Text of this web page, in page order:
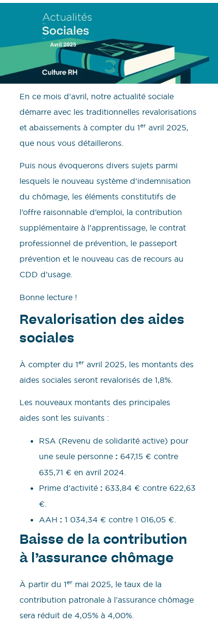
En ce mois d’avril, notre actualité sociale
démarre avec les traditionnelles revalorisations
et abaissements à compter du 1er avril 2025,
que nous vous détaillerons.
Puis nous évoquerons divers sujets parmi
lesquels le nouveau système d’indemnisation
du chômage, les éléments constitutifs de
l’offre raisonnable d’emploi, la contribution
supplémentaire à l’apprentissage, le contrat
professionnel de prévention, le passeport
prévention et le nouveau cas de recours au
CDD d’usage.
Bonne lecture !
Revalorisation des aides
sociales
À compter du 1er avril 2025, les montants des
aides sociales seront revalorisés de 1,8%.
Les nouveaux montants des principales
aides sont les suivants :
RSA (Revenu de solidarité active) pour
une seule personne : 647,15 € contre
635,71 € en avril 2024.
Prime d’activité : 633,84 € contre 622,63
€.
AAH : 1 034,34 € contre 1 016,05 €.
Baisse de la contribution
à l’assurance chômage
À partir du 1er mai 2025, le taux de la
contribution patronale à l’assurance chômage
sera réduit de 4,05% à 4,00%.